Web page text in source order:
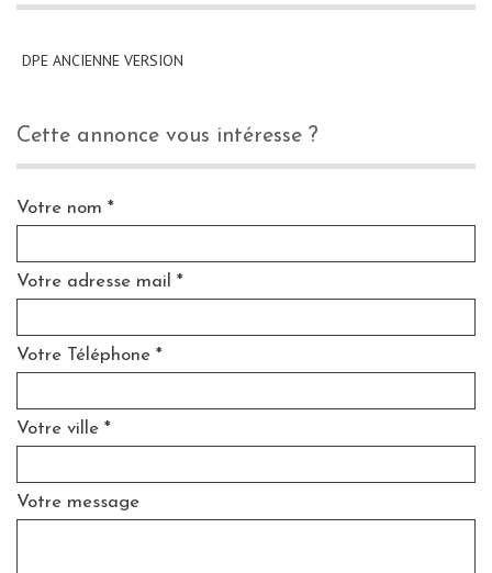
DPE ANCIENNE VERSION
cette annonce vous intéresse ?
Votre nom *
Votre adresse mail *
Votre Téléphone *
Votre ville *
Votre message